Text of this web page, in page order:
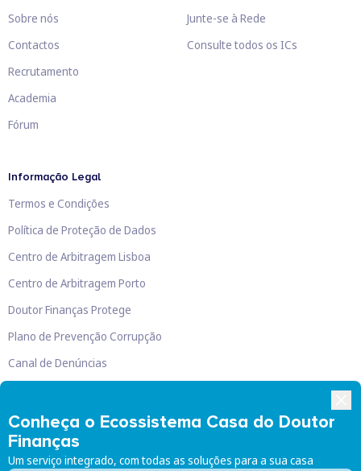
Conheça o Ecossistema Casa do Doutor
Finanças
Um serviço integrado, com todas as soluções para a sua casa
Sobre nós
Contactos
Recrutamento
Academia
Fórum
Junte-se à Rede
Consulte todos os ICs
Informação Legal
Termos e Condições
Política de Proteção de Dados
Centro de Arbitragem Lisboa
Centro de Arbitragem Porto
Doutor Finanças Protege
Plano de Prevenção Corrupção
Canal de Denúncias